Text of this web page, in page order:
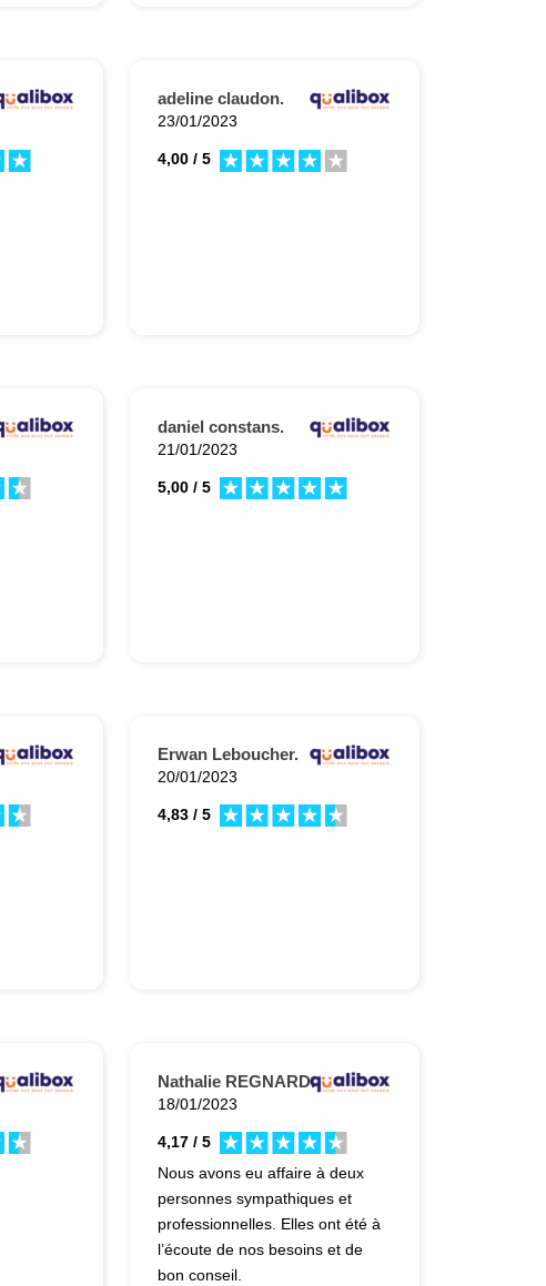
adeline claudon.
23/01/2023
4,00 / 5
daniel constans.
21/01/2023
5,00 / 5
Erwan Leboucher.
20/01/2023
4,83 / 5
Nathalie REGNARD.
18/01/2023
4,17 / 5
Nous avons eu affaire à deux
personnes sympathiques et
professionnelles. Elles ont été à
l’écoute de nos besoins et de
bon conseil.